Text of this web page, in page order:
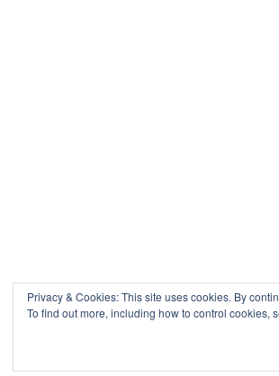
Privacy & Cookies: This site uses cookies. By
To find out more, including how to control cookies,